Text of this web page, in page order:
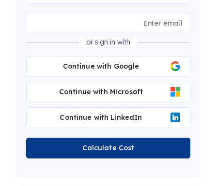
or sign in with
Continue with Google
Continue with Microsoft
Continue with LinkedIn
Calculate Cost